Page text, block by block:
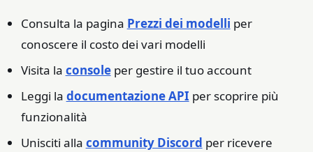
Consulta la pagina Prezzi dei modelli per
conoscere il costo dei vari modelli
Visita la consoleper gestire il tuo account
Leggi la documentazione API per scoprire più
funzionalità
Unisciti alla community Discord per ricevere